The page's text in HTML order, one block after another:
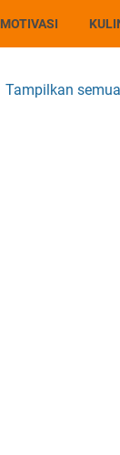
MOTIVASI
Tampilkan